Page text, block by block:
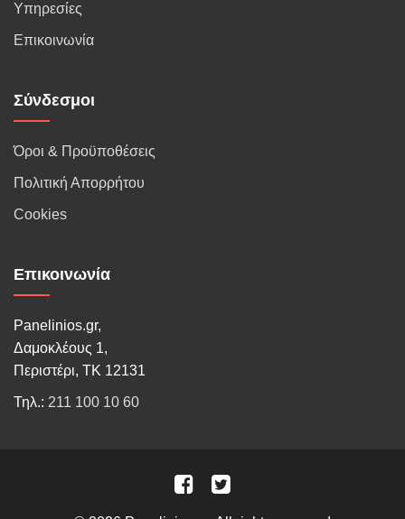
Υπηρεσίες
Επικοινωνία
Σύνδεσμοι
Όροι & Προϋποθέσεις
Πολιτική Απορρήτου
Cookies
Επικοινωνία
Panelinios.gr,
Δαμοκλέους 1,
Περιστέρι, ΤΚ 12131
Τηλ.: 211 100 10 60